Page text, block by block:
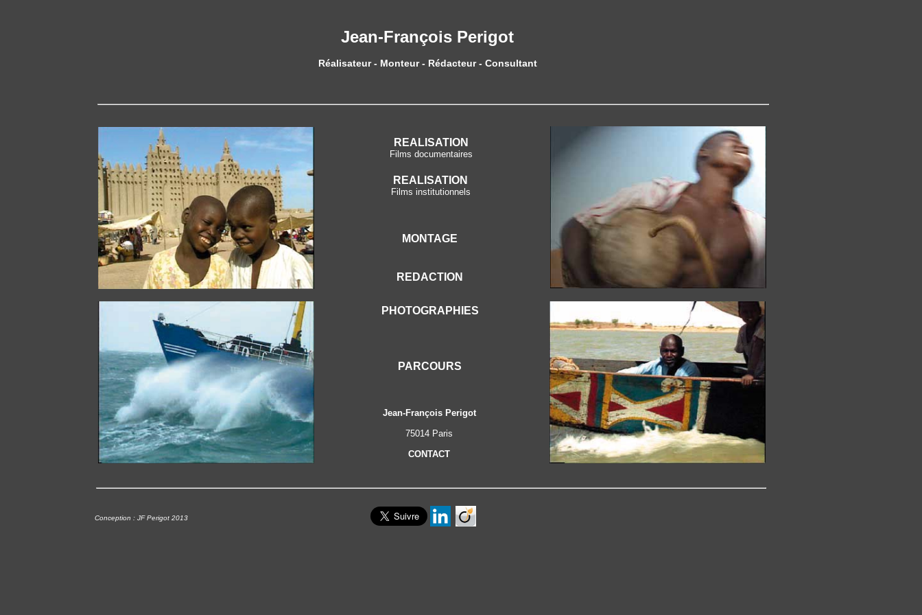
Jean-François Perigot
Réalisateur - Monteur - Rédacteur - Consultant
REALISATION
Films documentaires
REALISATION
Films institutionnels
MONTAGE
REDACTION
Jean-François Perigot
75014 Paris
CONTACT
PARCOURS
Conception : JF Perigot 2013
PHOTOGRAPHIES